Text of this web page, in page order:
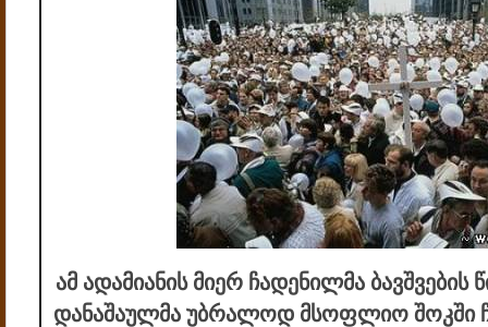
ამ ადამიანის მიერ ჩადენილმა
დანაშაულმა უბრალოდ მსოფლიო შოკში